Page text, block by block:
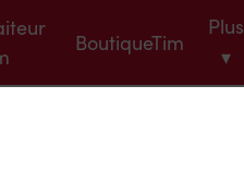
BoutiqueTim
Plus
▾